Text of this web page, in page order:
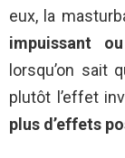
eux, la
impuissant
lorsqu’on sait
plutôt l’effet
plus d’effets